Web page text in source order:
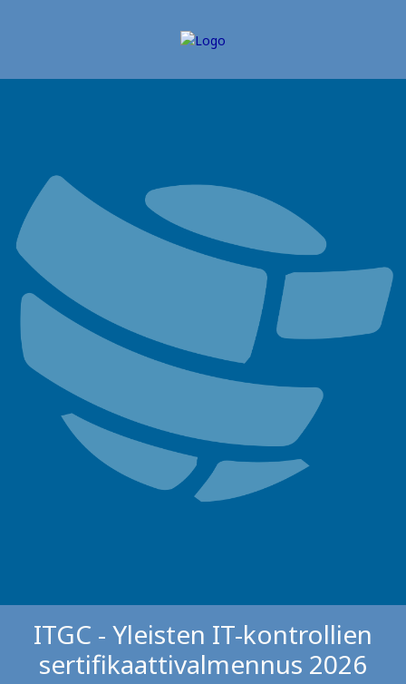
ITGC - Yleisten IT-kontrollien
sertifikaattivalmennus 2026